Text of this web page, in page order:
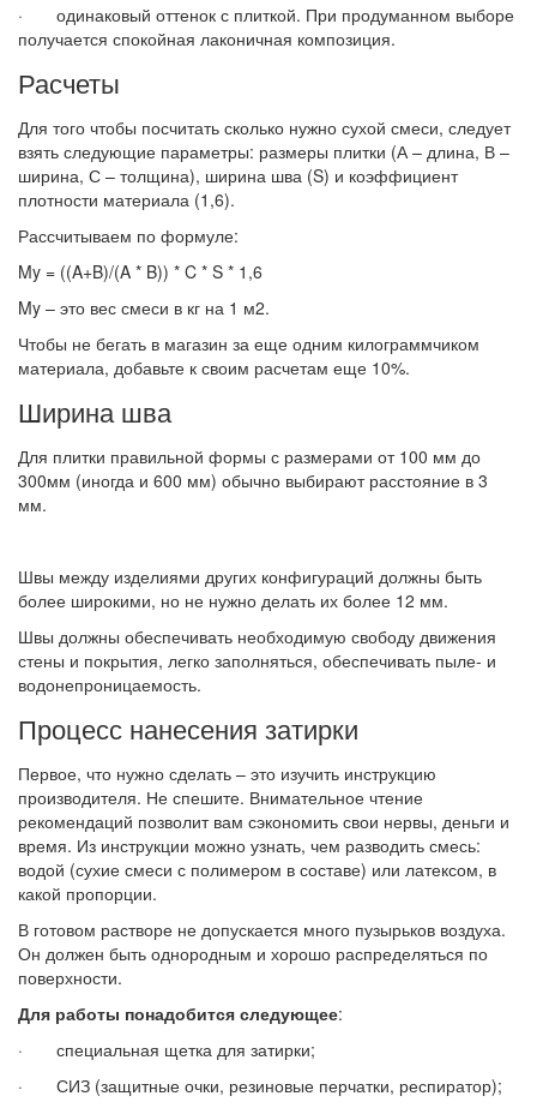
· одинаковый оттенок с плиткой. При продуманном выборе
получается спокойная лаконичная композиция.
Расчеты
Для того чтобы посчитать сколько нужно сухой смеси, следует
взять следующие параметры: размеры плитки (А – длина, В –
ширина, С – толщина), ширина шва (S) и коэффициент
плотности материала (1,6).
Рассчитываем по формуле:
My = ((A+B)/(A * B)) * C * S * 1,6
My – это вес смеси в кг на 1 м2.
Чтобы не бегать в магазин за еще одним килограммчиком
материала, добавьте к своим расчетам еще 10%.
Ширина шва
Для плитки правильной формы с размерами от 100 мм до
300мм (иногда и 600 мм) обычно выбирают расстояние в 3
мм.
Швы между изделиями других конфигураций должны быть
более широкими, но не нужно делать их более 12 мм.
Швы должны обеспечивать необходимую свободу движения
стены и покрытия, легко заполняться, обеспечивать пыле- и
водонепроницаемость.
Процесс нанесения затирки
Первое, что нужно сделать – это изучить инструкцию
производителя. Не спешите. Внимательное чтение
рекомендаций позволит вам сэкономить свои нервы, деньги и
время. Из инструкции можно узнать, чем разводить смесь:
водой (сухие смеси с полимером в составе) или латексом, в
какой пропорции.
В готовом растворе не допускается много пузырьков воздуха.
Он должен быть однородным и хорошо распределяться по
поверхности.
Для работы понадобится следующее:
· специальная щетка для затирки;
· СИЗ (защитные очки, резиновые перчатки, респиратор);